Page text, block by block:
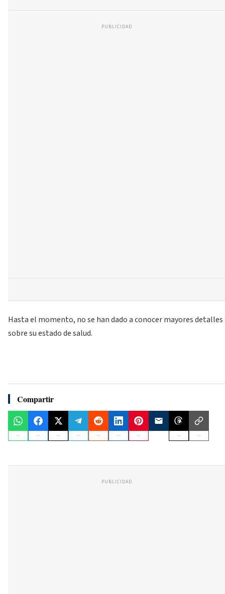
PUBLICIDAD
Hasta el momento, no se han dado a conocer mayores detalles
sobre su estado de salud.
Compartir
PUBLICIDAD